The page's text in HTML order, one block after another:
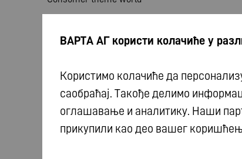
ВАРТА АГ користи колачиће у
Користимо колачиће да
саобраћај. Такође делимо
оглашавање и аналитику. Наши
прикупили као део вашег